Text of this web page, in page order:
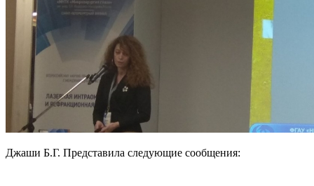
Джаши Б.Г. Представила следующие сообщения: